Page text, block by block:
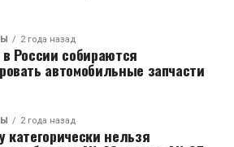
2 года назад
России собираются
автомобильные запчасти
2 года назад
категорически нельзя